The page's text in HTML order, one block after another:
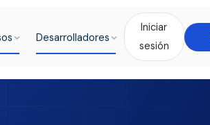
Desarrolladores
Iniciar
sesión